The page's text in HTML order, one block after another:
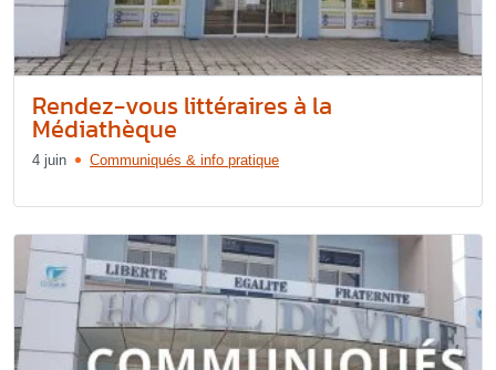
Rendez-vous littéraires à la
Médiathèque
4 juin Communiqués & info pratique